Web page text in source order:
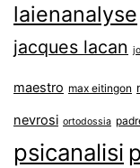
laienanalyse
jacques lacan
maestro max eitingon
nevrosi ortodossia
psicanalisi